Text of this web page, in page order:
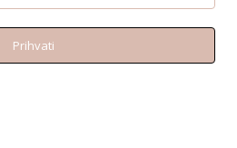
Prihvati